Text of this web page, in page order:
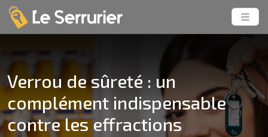
Verrou de sûreté : un
complément indispensable
contre les effractions